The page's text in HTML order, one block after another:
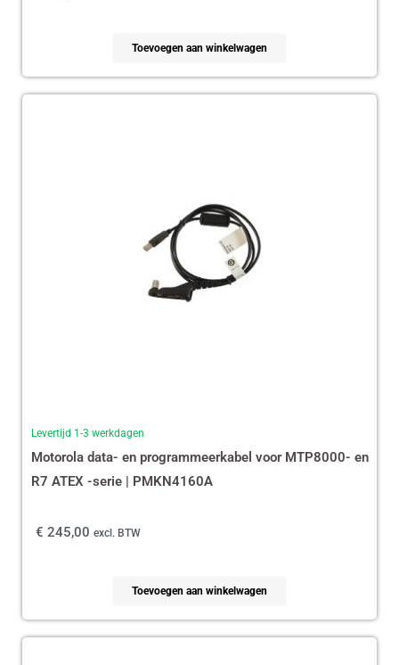
Toevoegen aan winkelwagen
Levertijd 1-3 werkdagen
Motorola data- en programmeerkabel voor MTP8000- en
R7 ATEX -serie | PMKN4160A
€ 245,00 excl. BTW
Toevoegen aan winkelwagen